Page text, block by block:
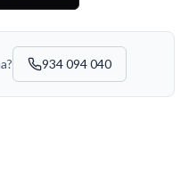
934 094 040